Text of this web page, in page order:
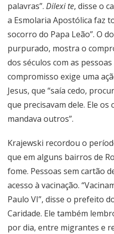
palavras”. Dilexi te, disse o
a Esmolaria Apostólica faz
socorro do Papa Leão”. O
purpurado, mostra o
dos séculos com as
compromisso exige uma
Jesus, que “saía cedo,
que precisavam dele. Ele
mandava outros”.
Krajewski recordou o
que em alguns bairros de
fome. Pessoas sem cartão
acesso à vacinação.
Paulo VI”, disse o prefeito
Caridade. Ele também
por dia, entre migrantes e